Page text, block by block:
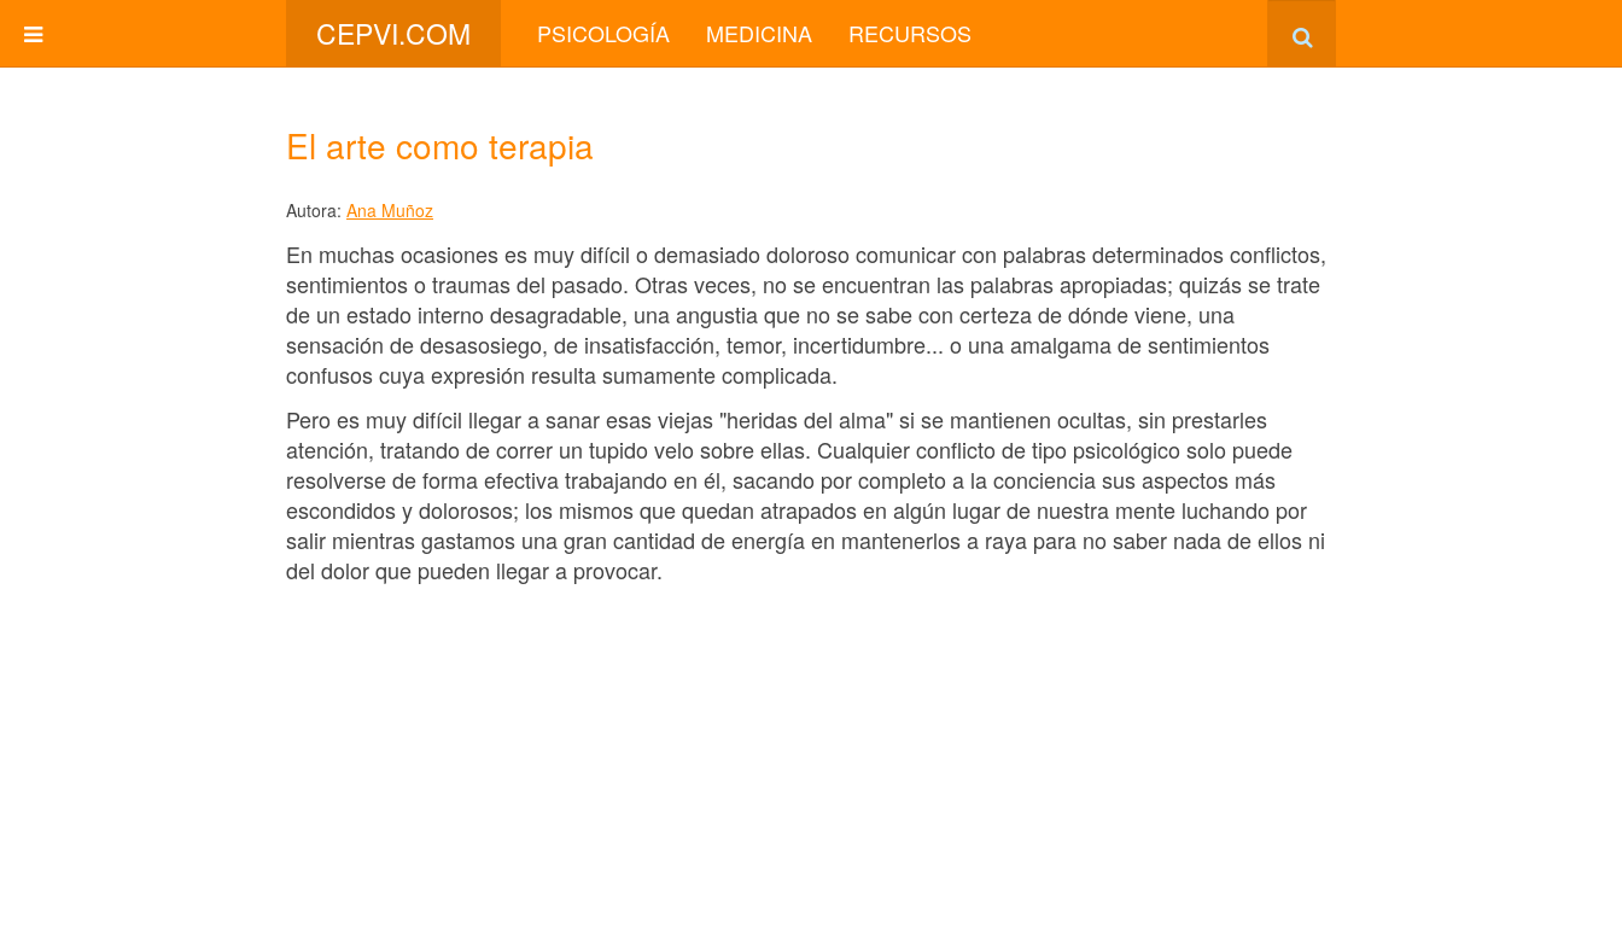
CEPVI.COM PSICOLOGÍA MEDICINA RECURSOS
El arte como terapia
Autora: Ana Muñoz
En muchas ocasiones es muy difícil o demasiado doloroso comunicar con palabras determinados conflictos,
sentimientos o traumas del pasado. Otras veces, no se encuentran las palabras apropiadas; quizás se trate
de un estado interno desagradable, una angustia que no se sabe con certeza de dónde viene, una
sensación de desasosiego, de insatisfacción, temor, incertidumbre... o una amalgama de sentimientos
confusos cuya expresión resulta sumamente complicada.
Pero es muy difícil llegar a sanar esas viejas "heridas del alma" si se mantienen ocultas, sin prestarles
atención, tratando de correr un tupido velo sobre ellas. Cualquier conflicto de tipo psicológico solo puede
resolverse de forma efectiva trabajando en él, sacando por completo a la conciencia sus aspectos más
escondidos y dolorosos; los mismos que quedan atrapados en algún lugar de nuestra mente luchando por
salir mientras gastamos una gran cantidad de energía en mantenerlos a raya para no saber nada de ellos ni
del dolor que pueden llegar a provocar.